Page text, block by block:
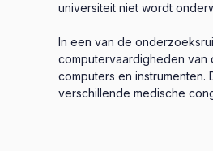
universiteit niet wordt
In een van de
computervaardigheden van
computers en
verschillende medische